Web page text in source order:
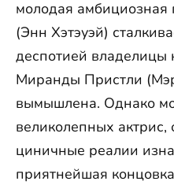
молодая
(Энн Хэтэуэй)
деспотией владелицы
Миранды Пристли
вымышлена. Однако
великолепных
циничные реалии
приятнейшая